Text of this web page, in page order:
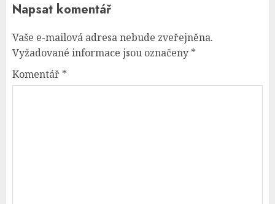
Napsat komentář
Vaše e-mailová adresa nebude zveřejněna.
Vyžadované informace jsou označeny *
Komentář *